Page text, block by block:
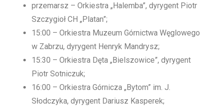
przemarsz – Orkiestra „Halemba”, dyrygent Piotr
Szczygioł CH „Platan”;
15:00 – Orkiestra Muzeum Górnictwa Węglowego
w Zabrzu, dyrygent Henryk Mandrysz;
15:30 – Orkiestra Dęta „Bielszowice”, dyrygent
Piotr Sotniczuk;
16:00 – Orkiestra Górnicza „Bytom” im. J.
Słodczyka, dyrygent Dariusz Kasperek;